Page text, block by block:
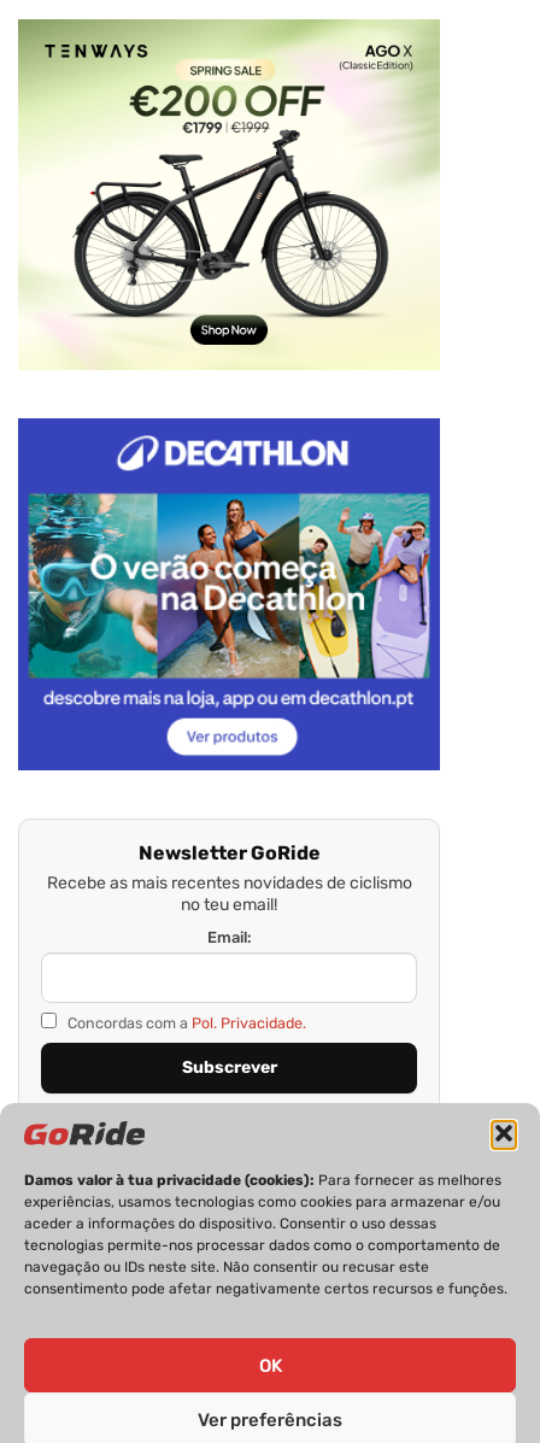
Damos valor à tua privacidade (cookies): Para fornecer as melhores
experiências, usamos tecnologias como cookies para armazenar e/ou
aceder a informações do dispositivo. Consentir o uso dessas
tecnologias permite-nos processar dados como o comportamento de
navegação ou IDs neste site. Não consentir ou recusar este
consentimento pode afetar negativamente certos recursos e funções.
OK
Ver preferências
Newsletter GoRide
Recebe as mais recentes novidades de ciclismo
no teu email!
Email:
Concordas com a Pol. Privacidade.
PRIVACIDADE FICHA TÉCNICA
ESTATUTO EDITORIAL